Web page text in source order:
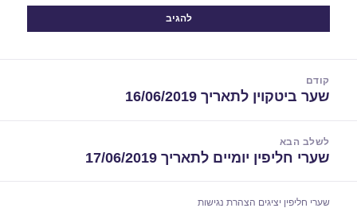
קודם
הפוסט
שער ביטקוין לתאריך 16/06/2019
לשלב הבא
הפוסט
שערי חליפין יומיים לתאריך 17/06/2019
שערי חליפין יציגים הצהרת נגישות